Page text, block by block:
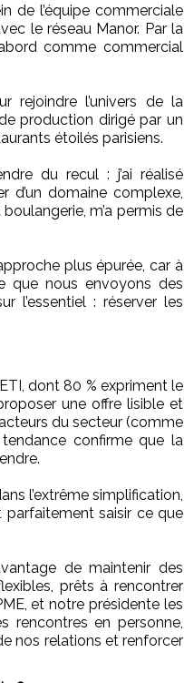
de l’équipe commerciale
le réseau Manor. Par la
comme commercial
rejoindre l’univers de la
production dirigé par un
étoilés parisiens.
du recul : j’ai réalisé
d’un domaine complexe,
m’a permis de
plus épurée, car à
que nous envoyons des
l’essentiel : réserver les
dont 80 % expriment le
une offre lisible et
du secteur (comme
confirme que la
l’extrême simplification,
saisir ce que
de maintenir des
prêts à rencontrer
et notre présidente les
rencontres en personne,
nos relations et renforcer